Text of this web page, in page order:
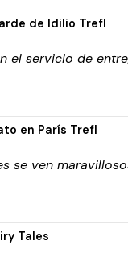
de Idilio Trefl
el servicio de
en París Trefl
se ven
Tales